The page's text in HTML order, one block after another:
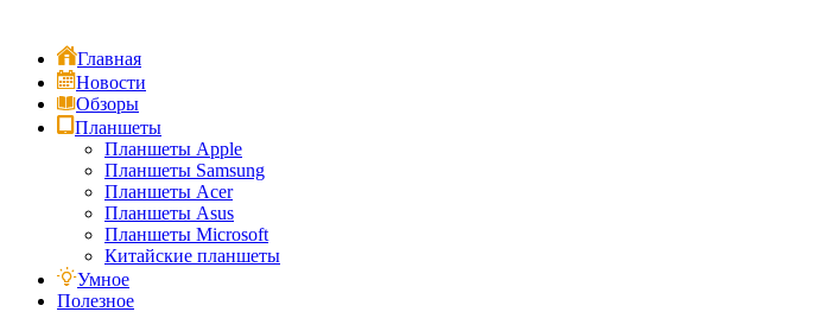
Главная
Новости
Обзоры
Планшеты
Планшеты Apple
Планшеты Samsung
Планшеты Acer
Планшеты Asus
Планшеты Microsoft
Китайские планшеты
Умное
Полезное